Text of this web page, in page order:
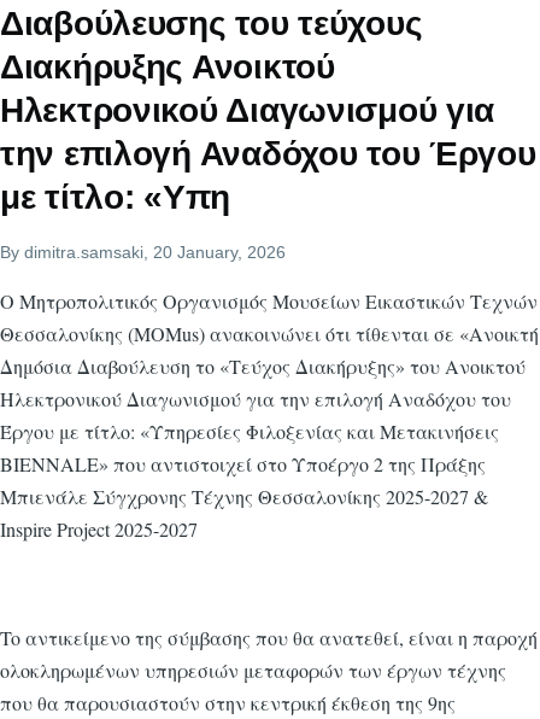
Διαβούλευσης του τεύχους
Διακήρυξης Ανοικτού
Ηλεκτρονικού Διαγωνισμού για
την επιλογή Αναδόχου του Έργου
με τίτλο: «Υπη
By dimitra.samsaki , 20 January, 2026
O Μητροπολιτικός Οργανισμός Μουσείων Εικαστικών Τεχνών
Θεσσαλονίκης (MOMus) ανακοινώνει ότι τίθενται σε «Ανοικτή
Δημόσια Διαβούλευση το «Τεύχος Διακήρυξης» του Ανοικτού
Ηλεκτρονικού Διαγωνισμού για την επιλογή Αναδόχου του
Έργου με τίτλο: «Υπηρεσίες Φιλοξενίας και Μετακινήσεις
BIENNALE» που αντιστοιχεί στο Υποέργο 2 της Πράξης
Μπιενάλε Σύγχρονης Τέχνης Θεσσαλονίκης 2025-2027 &
Inspire Project 2025-2027
To αντικείμενο της σύμβασης που θα ανατεθεί, είναι η παροχή
ολοκληρωμένων υπηρεσιών μεταφορών των έργων τέχνης
που θα παρουσιαστούν στην κεντρική έκθεση της 9ης